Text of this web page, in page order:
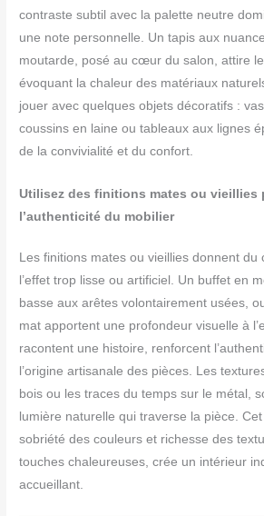
contraste subtil avec la palette neutre
une note personnelle. Un tapis aux
moutarde, posé au cœur du salon, attire
évoquant la chaleur des matériaux
jouer avec quelques objets décoratifs :
coussins en laine ou tableaux aux lignes
de la convivialité et du confort.
Utilisez des finitions mates ou vieillies
l’authenticité du mobilier
Les finitions mates ou vieillies donnent
l’effet trop lisse ou artificiel. Un buffet en
basse aux arêtes volontairement usées,
mat apportent une profondeur visuelle à
racontent une histoire, renforcent
l’origine artisanale des pièces. Les
bois ou les traces du temps sur le métal,
lumière naturelle qui traverse la pièce.
sobriété des couleurs et richesse des
touches chaleureuses, crée un intérieur
accueillant.